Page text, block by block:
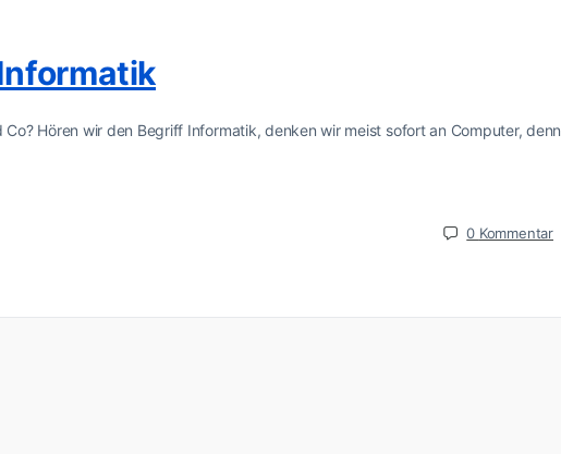
Hören wir den Begriff Informatik, denken wir meist sofort an Computer, denn
0 Kommentar